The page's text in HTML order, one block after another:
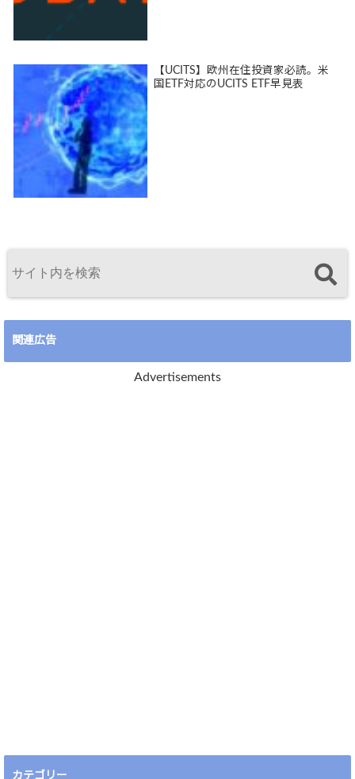
【UCITS】欧州在住投資家必読。米
国ETF対応のUCITS ETF早見表
関連広告
Advertisements
カテゴリー